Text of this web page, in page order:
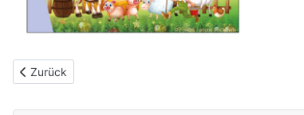
Vorheriger Beitrag: U16 schließt Vorrunde auf Platz 1 ab
Zurück